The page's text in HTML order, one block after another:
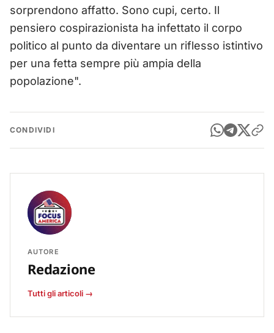
sorprendono affatto. Sono cupi, certo. Il
pensiero cospirazionista ha infettato il corpo
politico al punto da diventare un riflesso istintivo
per una fetta sempre più ampia della
popolazione".
CONDIVIDI
AUTORE
Redazione
Tutti gli articoli →